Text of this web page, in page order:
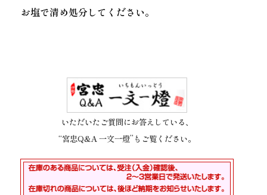
お塩で清め処分してください。
いただいたご質問にお答えしている、
“宮忠Q&A 一文一燈”もご覧ください。